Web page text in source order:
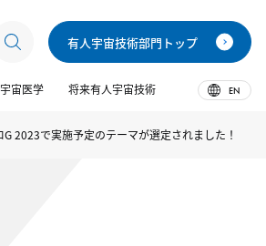
有人宇宙技術部門トップ
宇宙医学 将来有人宇宙技術 EN
2023で実施予定のテーマが選定されました！